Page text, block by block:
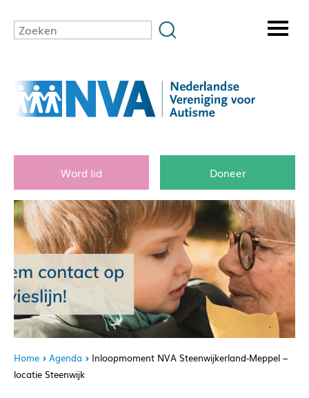
Word lid Doneer
Home Agenda
Inloopmoment NVA Steenwijkerland-Meppel –
locatie Steenwijk